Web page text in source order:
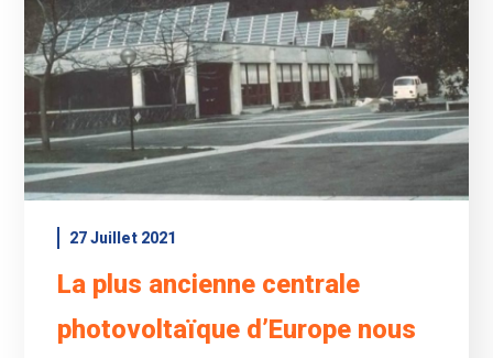
27 Juillet 2021
La plus ancienne centrale
photovoltaïque d’Europe nous